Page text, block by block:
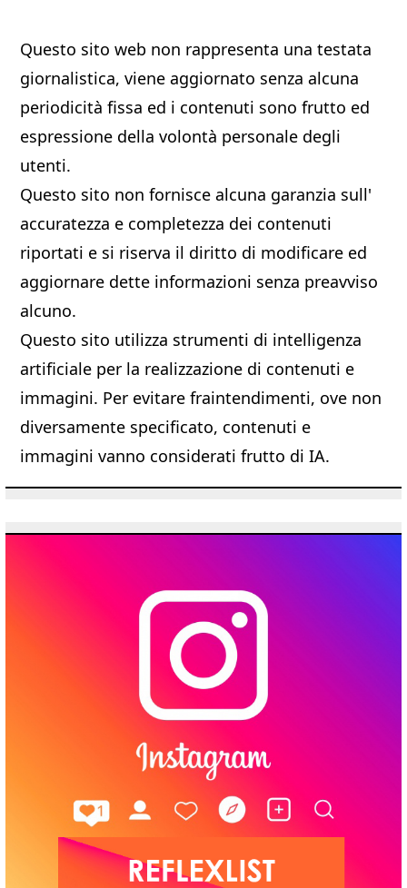
Questo sito web non rappresenta una testata
giornalistica, viene aggiornato senza alcuna
periodicità fissa ed i contenuti sono frutto ed
espressione della volontà personale degli
utenti.
Questo sito non fornisce alcuna garanzia sull'
accuratezza e completezza dei contenuti
riportati e si riserva il diritto di modificare ed
aggiornare dette informazioni senza preavviso
alcuno.
Questo sito utilizza strumenti di intelligenza
artificiale per la realizzazione di contenuti e
immagini. Per evitare fraintendimenti, ove non
diversamente specificato, contenuti e
immagini vanno considerati frutto di IA.